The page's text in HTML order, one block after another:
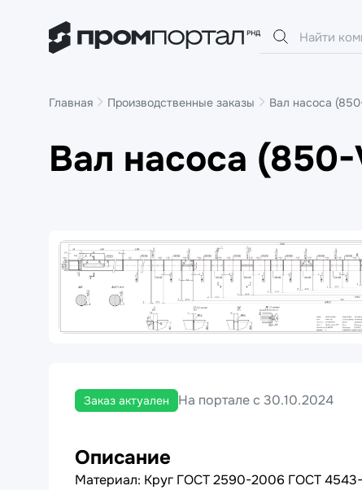
Главная Производственные заказы Вал насоса
Вал насоса
Заказ актуален На портале с 30.10.2024
Описание
Материал: Круг ГОСТ 2590-2006 ГОСТ 4543-